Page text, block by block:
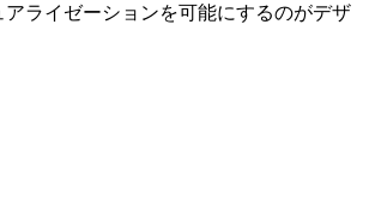
ライゼーションを可能にするのがデザ